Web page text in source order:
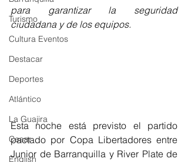
Turismo
Cultura Eventos
Destacar
Deportes
Atlántico
La Guajira
Cesar
English
para garantizar la seguridad
ciudadana y de los equipos.
Esta noche está previsto el partido
pactado por Copa Libertadores entre
Junior de Barranquilla y River Plate de